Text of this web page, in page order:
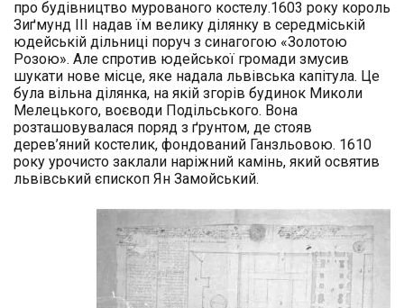
про будівництво мурованого костелу.1603 року король
Зиґмунд III надав їм велику ділянку в середміській
юдейській дільниці поруч з синагогою «Золотою
Розою». Але спротив юдейської громади змусив
шукати нове місце, яке надала львівська капітула. Це
була вільна ділянка, на якій згорів будинок Миколи
Мелецького, воєводи Подільського. Вона
розташовувалася поряд з ґрунтом, де стояв
дерев’яний костелик, фондований Ганзльовою. 1610
року урочисто заклали наріжний камінь, який освятив
львівський єпископ Ян Замойський.